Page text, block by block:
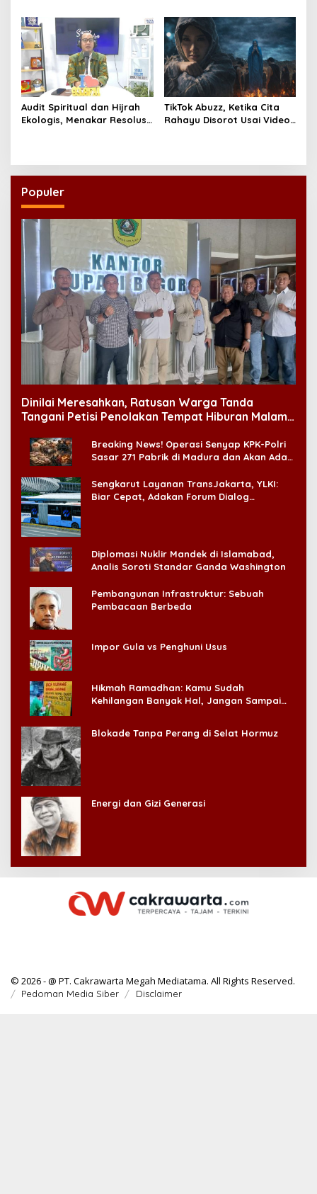
Rakyat
Mewujudkan Manajemen
Berbasis Umat
Audit Spiritual dan Hijrah
Ekologis, Menakar Resolusi
TikTok Abuzz, Ketika Cita
Rahayu Disorot Usai Video
Populer
Dinilai Meresahkan, Ratusan Warga Tanda
Tangani Petisi Penolakan Tempat Hiburan Malam
Breaking News! Operasi Senyap KPK-Polri
Sasar 271 Pabrik di Madura dan Akan Ada
Sengkarut Layanan TransJakarta, YLKI:
Biar Cepat, Adakan Forum Dialog
Diplomasi Nuklir Mandek di Islamabad,
Analis Soroti Standar Ganda Washington
Pembangunan Infrastruktur: Sebuah
Pembacaan Berbeda
Impor Gula vs Penghuni Usus
Hikmah Ramadhan: Kamu Sudah
Kehilangan Banyak Hal, Jangan Sampai
Blokade Tanpa Perang di Selat Hormuz
Energi dan Gizi Generasi
© 2026 - @ PT. Cakrawarta Megah Mediatama. All Rights Reserved.
Pedoman Media Siber Disclaimer